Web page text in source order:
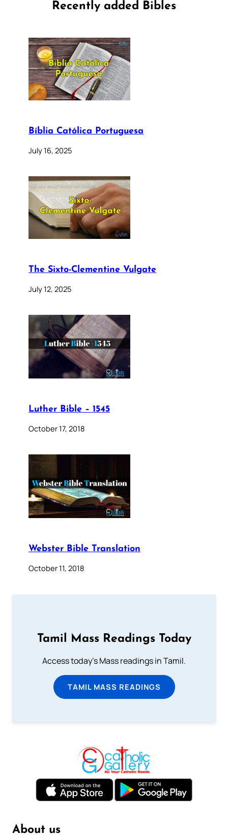
Recently added Bibles
Bíblia Católica Portuguesa
July 16, 2025
The Sixto-Clementine Vulgate
July 12, 2025
Luther Bible – 1545
October 17, 2018
Webster Bible Translation
October 11, 2018
Tamil Mass Readings Today
Access today's Mass readings in Tamil.
TAMIL MASS READINGS
About us